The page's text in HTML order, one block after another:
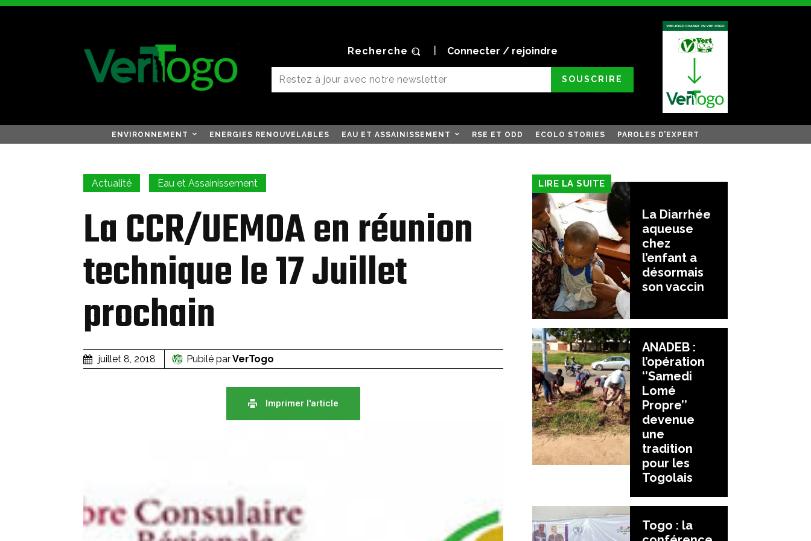
Recherche Connecter / rejoindre
SOUSCRIRE
ENVIRONNEMENT ENERGIES RENOUVELABLES EAU ET ASSAINISSEMENT RSE ET ODD ECOLO STORIES PAROLES D’EXPERT
Actualité Eau et Assainissement
La CCR/UEMOA en réunion
technique le 17 Juillet
prochain
juillet 8, 2018 Pubilé parVerTogo
Imprimer l'article
LIRE LA SUITE
La Diarrhée
aqueuse
chez
l’enfant a
désormais
son vaccin
ANADEB :
l’opération
‘’Samedi
Lomé
Propre’’
devenue
une
tradition
pour les
Togolais
Togo : la